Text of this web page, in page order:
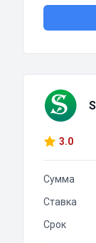
3.0
Сумма
Ставка
Срок